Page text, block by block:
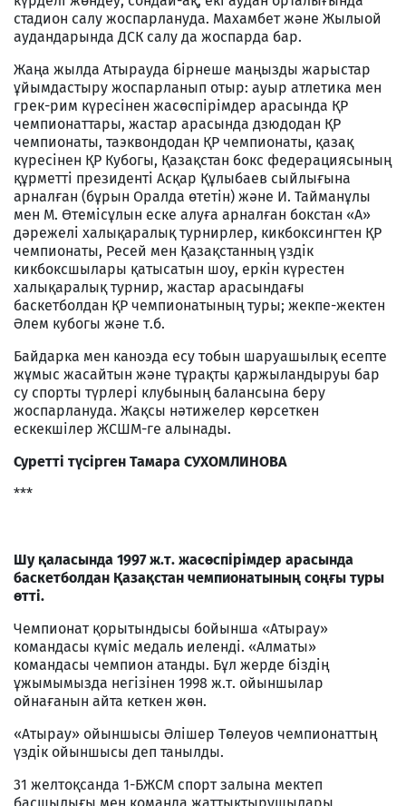
стадион салу жоспарлануда. Махамбет және Жылыой
аудандарында ДСК салу да жоспарда бар.
Жаңа жылда Атырауда бірнеше маңызды жарыстар
ұйымдастыру жоспарланып отыр: ауыр атлетика мен
грек-рим күресінен жасөспірімдер арасында ҚР
чемпионаттары, жастар арасында дзюдодан ҚР
чемпионаты, таэквондодан ҚР чемпионаты, қазақ
күресінен ҚР Кубогы, Қазақстан бокс федерациясының
құрметті президенті Асқар Құлыбаев сыйлығына
арналған (бұрын Оралда өтетін) және И. Тайманұлы
мен М. Өтемісұлын еске алуға арналған бокстан «А»
дәрежелі халықаралық турнирлер, кикбоксингтен ҚР
чемпионаты, Ресей мен Қазақстанның үздік
кикбоксшылары қатысатын шоу, еркін күрестен
халықаралық турнир, жастар арасындағы
баскетболдан ҚР чемпионатының туры; жекпе-жектен
Әлем кубогы және т.б.
Байдарка мен каноэда есу тобын шаруашылық есепте
жұмыс жасайтын және тұрақты қаржыландыруы бар
су спорты түрлері клубының балансына беру
жоспарлануда. Жақсы нәтижелер көрсеткен
ескекшілер ЖСШМ-ге алынады.
Суретті түсірген Тамара СУХОМЛИНОВА
***
Шу қаласында 1997 ж.т. жасөспірімдер арасында
баскетболдан Қазақстан чемпионатының соңғы туры
өтті.
Чемпионат қорытындысы бойынша «Атырау»
командасы күміс медаль иеленді. «Алматы»
командасы чемпион атанды. Бұл жерде біздің
ұжымымызда негізінен 1998 ж.т. ойыншылар
ойнағанын айта кеткен жөн.
«Атырау» ойыншысы Әлішер Төлеуов чемпионаттың
үздік ойыншысы деп танылды.
31 желтоқсанда 1-БЖСМ спорт залына мектеп
басшылығы мен команда жаттықтырушылары